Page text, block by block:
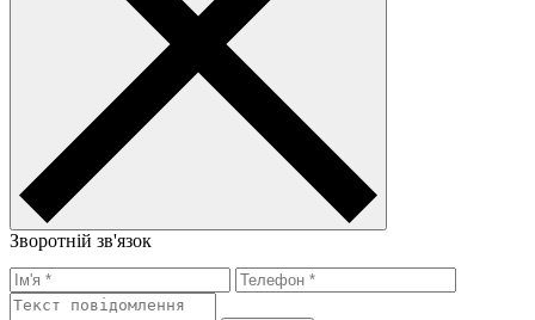
Зворотній зв'язок